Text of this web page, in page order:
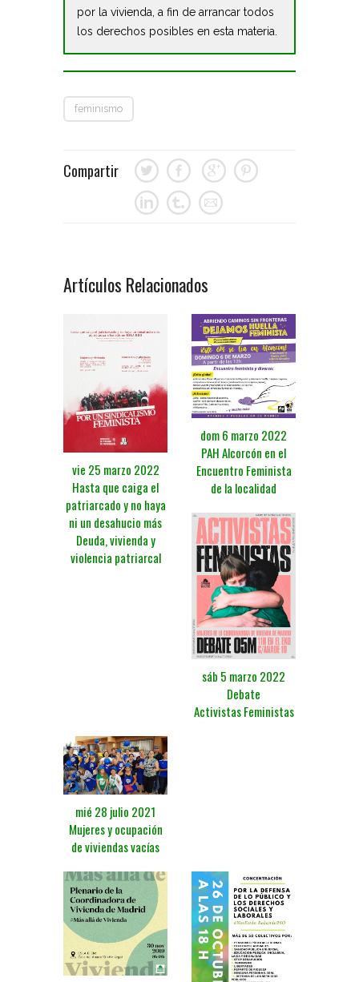
por la vivienda, a fin de arrancar todos
los derechos posibles en esta materia.
feminismo
Compartir
Artículos Relacionados
vie 25 marzo 2022
Hasta que caiga el
patriarcado y no haya
ni un desahucio más
Deuda, vivienda y
violencia patriarcal
dom 6 marzo 2022
PAH Alcorcón en el
Encuentro Feminista
de la localidad
sáb 5 marzo 2022
Debate
Activistas Feministas
mié 28 julio 2021
Mujeres y ocupación
de viviendas vacías